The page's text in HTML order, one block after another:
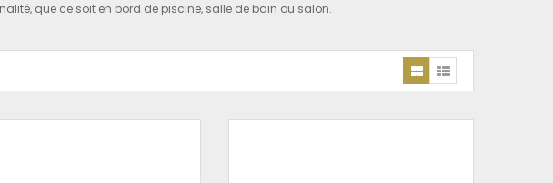
que ce soit en bord de piscine, salle de bain ou salon.